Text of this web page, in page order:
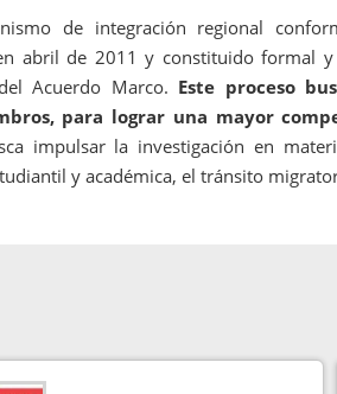
de integración regional
abril de 2011 y constituido formal
Acuerdo Marco. Este proceso
para lograr una mayor
impulsar la investigación en
y académica, el tránsito